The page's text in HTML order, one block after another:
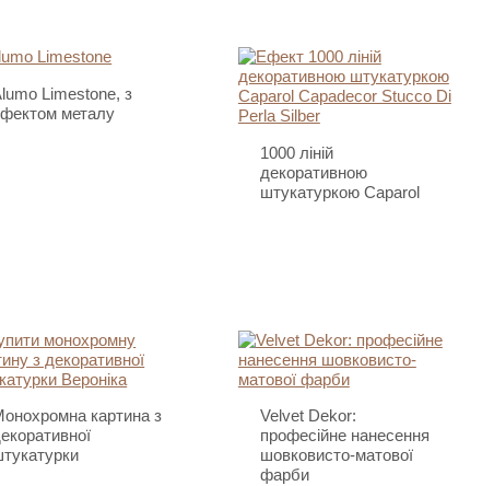
Limestone, з
металу
1000 ліній
декоративною
штукатуркою Caparol
картина з
Velvet Dekor:
професійне нанесення
шовковисто-матової
фарби